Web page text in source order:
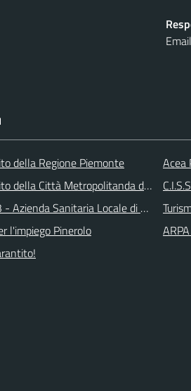
della Regione Piemonte
della Città Metropolitanda di Torino
- Azienda Sanitaria Locale di Collegno
l'impiego Pinerolo
Acea